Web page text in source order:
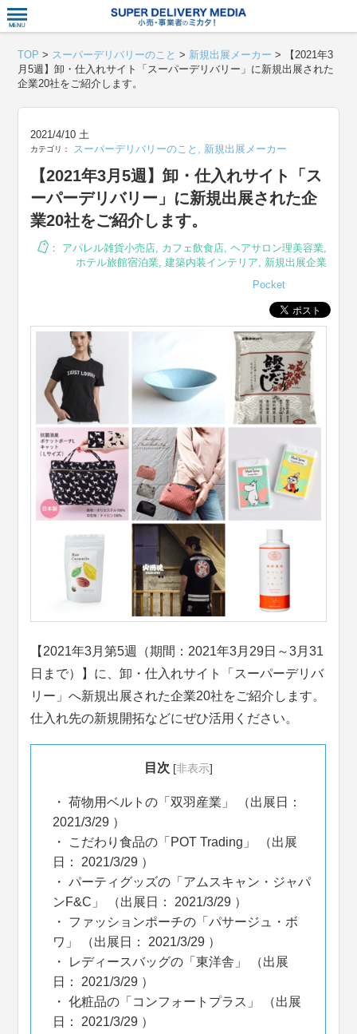
TOP > スーパーデリバリーのこと > 新規出展メーカー >
【2021年3
月5週】卸・仕入れサイト「スーパーデリバリー」に新規出展された
企業20社をご紹介します。
2021/4/10 土
カテゴリ： スーパーデリバリーのこと , 新規出展メーカー
【2021年3月5週】卸・仕入れサイト「ス
ーパーデリバリー」に新規出展された企
業20社をご紹介します。
： アパレル雑貨小売店, カフェ飲食店, ヘアサロン理美容業,
ホテル旅館宿泊業, 建築内装インテリア, 新規出展企業
Pocket
【2021年3月第5週（期間：2021年3月29日～3月31
日まで）】に、卸・仕入れサイト「スーパーデリバ
リー」へ新規出展された企業20社をご紹介します。
仕入れ先の新規開拓などにぜひ活用ください。
目次 [非表示]
荷物用ベルトの「双羽産業」 （出展日：
2021/3/29 ）
こだわり食品の「POT Trading」 （出展
日： 2021/3/29 ）
パーティグッズの「アムスキャン・ジャパ
ンF&C」 （出展日： 2021/3/29 ）
ファッションポーチの「パサージュ・ボ
ワ」 （出展日： 2021/3/29 ）
レディースバッグの「東洋舎」 （出展
日： 2021/3/29 ）
化粧品の「コンフォートプラス」 （出展
日： 2021/3/29 ）